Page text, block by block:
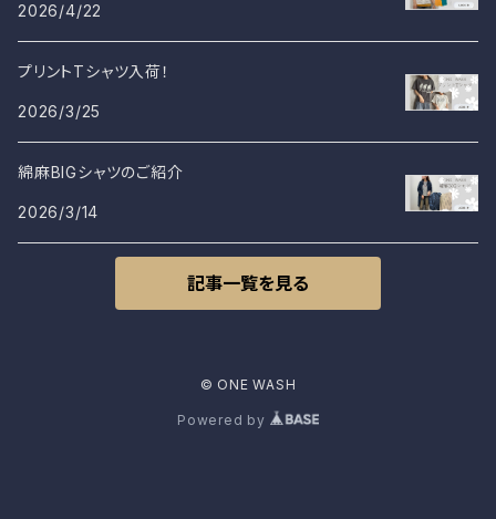
2026/4/22
プリントTシャツ入荷！
2026/3/25
綿麻BIGシャツのご紹介
2026/3/14
記事一覧を見る
© ONE WASH
Powered by